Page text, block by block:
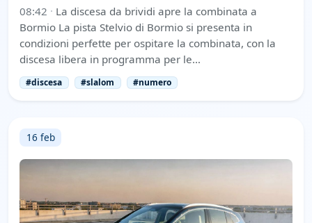
08:42 · La discesa da brividi apre la combinata a
Bormio La pista Stelvio di Bormio si presenta in
condizioni perfette per ospitare la combinata, con la
discesa libera in programma per le…
#discesa #slalom #numero
16 feb